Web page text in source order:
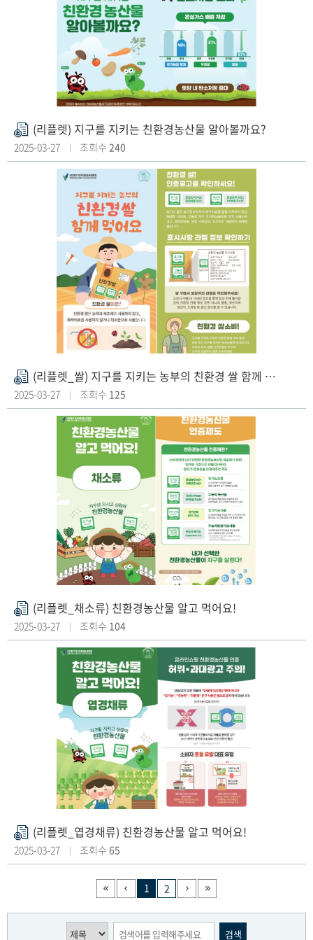
첨
부
(리플렛) 지구를 지키는 친환경농산물 알아볼까요?
2025-03-27 조회수 240
첨
부
파
(리플렛_쌀) 지구를 지키는 농부의 친환경 쌀 함께 먹어요!
2025-03-27 조회수 125
첨
부
(리플렛_채소류) 친환경농산물 알고 먹어요!
2025-03-27 조회수 104
첨
부
(리플렛_엽경채류) 친환경농산물 알고 먹어요!
2025-03-27 조회수 65
1 2